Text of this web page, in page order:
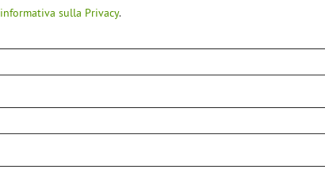
informativa sulla Privacy.